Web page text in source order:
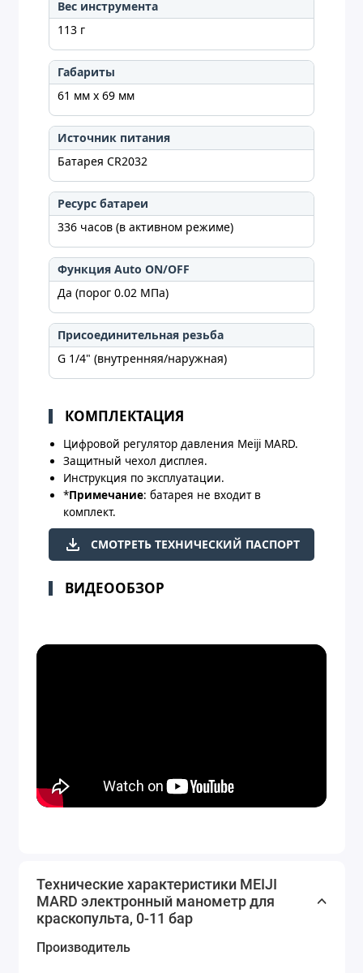
Вес инструмента
113 г
Габариты
61 мм х 69 мм
Источник питания
Батарея CR2032
Ресурс батареи
336 часов (в активном режиме)
Функция Auto ON/OFF
Да (порог 0.02 МПа)
Присоединительная резьба
G 1/4" (внутренняя/наружная)
КОМПЛЕКТАЦИЯ
Цифровой регулятор давления Meiji MARD.
Защитный чехол дисплея.
Инструкция по эксплуатации.
*Примечание: батарея не входит в
комплект.
СМОТРЕТЬ ТЕХНИЧЕСКИЙ ПАСПОРТ
ВИДЕООБЗОР
Технические характеристики MEIJI
MARD электронный манометр для
краскопульта, 0-11 бар
Производитель